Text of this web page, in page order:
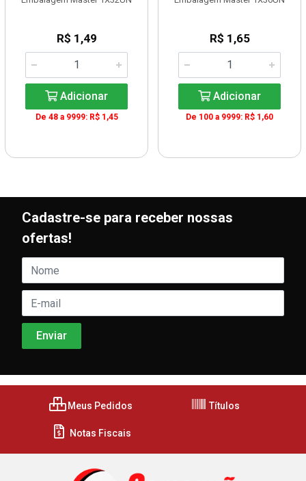
R$ 1,49
Adicionar
De 48 a 9999: R$ 1,45
R$ 1,65
Adicionar
De 100 a 9999: R$ 1,60
Cadastre-se para receber nossas
ofertas!
Meus Pedidos Títulos
Notas Fiscais